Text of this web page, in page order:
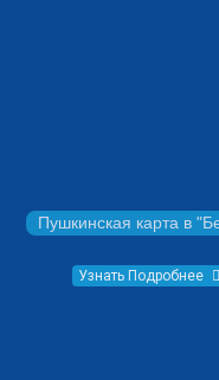
Пушкинская карта в
Узнать Подробнее